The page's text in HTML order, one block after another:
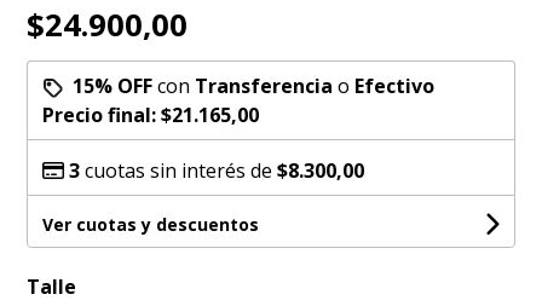
$24.900,00
15% OFFcon Transferencia o Efectivo
Precio final:$21.165,00
3cuotas sin interés de$8.300,00
Ver cuotas y descuentos
Talle